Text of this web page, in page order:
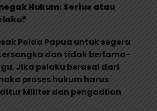
Hukum: Serius atau
Polda Papua untuk segera
dan tidak berlama-
Jika pelaku berasal dari
proses hukum harus
Militer dan pengadilan